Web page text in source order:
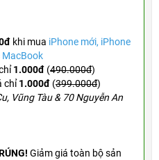
khi mua iPhone mới, iPhone
MacBook
1.000đ (490.000đ)
chỉ1.000đ (399.000đ)
Vũng Tàu & 70 Nguyễn An
Giảm giá toàn bộ sản